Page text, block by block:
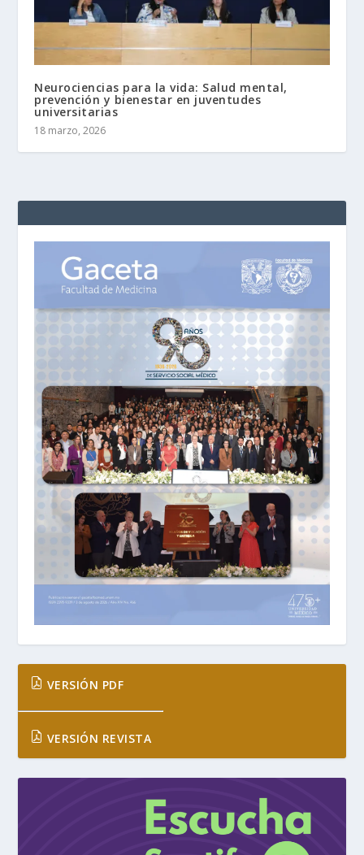
Neurociencias para la vida: Salud mental,
prevención y bienestar en juventudes
universitarias
18 marzo, 2026
VERSIÓN PDF
VERSIÓN REVISTA